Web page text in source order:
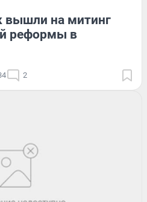
вышли на митинг
реформы в
2